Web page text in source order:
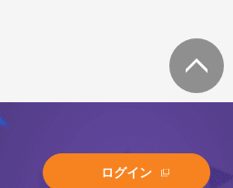
ログイン